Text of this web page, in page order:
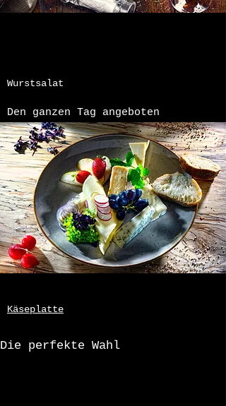
Wurstsalat
Den ganzen Tag angeboten
Käseplatte
Die perfekte Wahl